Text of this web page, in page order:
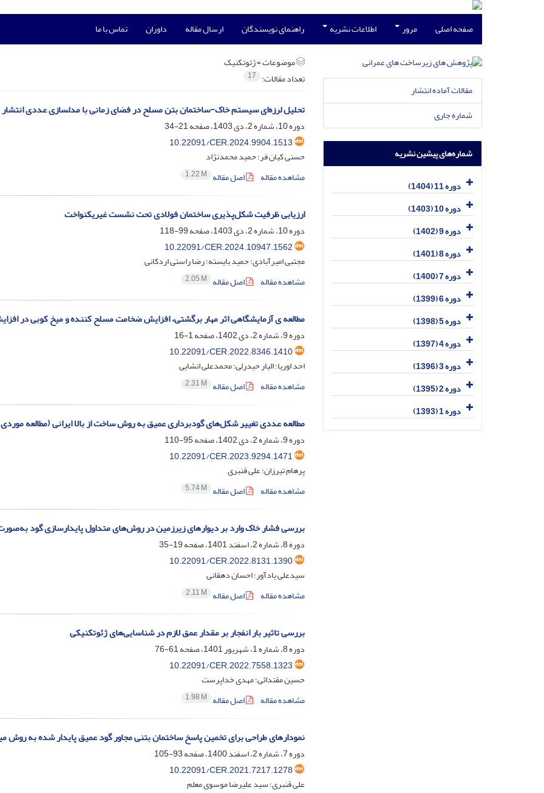
صفحه اصلی مرور اطلاعات نشریه راهنمای نویسندگان ارسال مقاله داوران تماس با ما
موضوعات =ژئوتکنیک
تعداد مقالات: 17
تحلیل لرزه‌ای سیستم خاک-ساختمان بتن مسلح در فضای زمانی با مدلسازی عددی انتشار
دوره 10، شماره 2، دی 1403، صفحه
21-34
10.22091/CER.2024.9904.1513
حسنی کیان فر؛ حمید محمدنژاد
مشاهده مقاله
اصل مقاله 1.22 M
ارزیابی ظرفیت شکل‌پذیری ساختمان فولادی تحت نشست غیریکنواخت
دوره 10، شماره 2، دی 1403، صفحه
99-118
10.22091/CER.2024.10947.1562
مجتبی امیرآبادی؛ حمید بایسته؛ رضا راستی اردکانی
مشاهده مقاله
اصل مقاله 2.05 M
مطالعه ی آزمایشگاهی اثر مهار برگشتی، افزایش ضخامت مسلح کننده و میخ کوبی در
دوره 9، شماره 2، دی 1402، صفحه
1-16
10.22091/CER.2022.8346.1410
احد اوریا؛ الیار حیدرلی؛ محمدعلی انشایی
مشاهده مقاله
اصل مقاله 2.31 M
مطالعه عددی تغییر شکل‌های گودبرداری عمیق به روش ساخت از بالا ایرانی (مطالعه
دوره 9، شماره 2، دی 1402، صفحه
95-110
10.22091/CER.2023.9294.1471
پرهام تیرزان؛ علی قنبری
مشاهده مقاله
اصل مقاله 5.74 M
بررسی فشار خاک وارد بر دیوارهای زیرزمین در روش‌های متداول پایدارسازی گود به‌صورت
دوره 8، شماره 2، اسفند 1401، صفحه
19-35
10.22091/CER.2022.8131.1390
سیدعلی یادآور؛ احسان دهقانی
مشاهده مقاله
اصل مقاله 2.11 M
بررسی تاثیر بار انفجار بر مقدار عمق لازم در شناسایی‌های ژئوتکنیکی
دوره 8، شماره 1، شهریور 1401، صفحه
61-76
10.22091/CER.2022.7558.1323
حسین مقتدائی؛ مهدی خداپرست
مشاهده مقاله
اصل مقاله 1.98 M
نمودارهای طراحی برای تخمین پاسخ ساختمان بتنی مجاور گود عمیق پایدار شده به روش
دوره 7، شماره 2، اسفند 1400، صفحه
93-105
10.22091/CER.2021.7217.1278
علی قنبری؛ سید علیرضا موسوی معلم
مقالات آماده انتشار
شماره جاری
شماره‌های پیشین نشریه
دوره 11 (1404)
دوره 10 (1403)
دوره 9 (1402)
دوره 8 (1401)
دوره 7 (1400)
دوره 6 (1399)
دوره 5 (1398)
دوره 4 (1397)
دوره 3 (1396)
دوره 2 (1395)
دوره 1 (1393)